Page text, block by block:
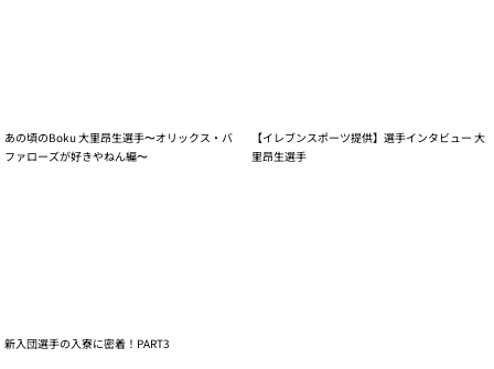
あの頃のBoku 大里昂生選手〜オリックス・バ
ファローズが好きやねん編〜
【イレブンスポーツ提供】選手インタビュー 大
里昂生選手
新入団選手の入寮に密着！PART3